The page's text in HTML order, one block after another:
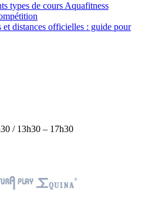
types de cours Aquafitness
et distances officielles : guide pour
/ 13h30 – 17h30